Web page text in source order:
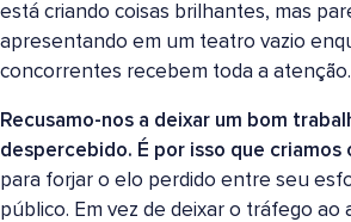
está criando coisas brilhantes, mas
apresentando em um teatro vazio
concorrentes recebem toda a atenção.
Recusamo-nos a deixar um bom
despercebido. É por isso que criamos
para forjar o elo perdido entre seu
público. Em vez de deixar o tráfego ao